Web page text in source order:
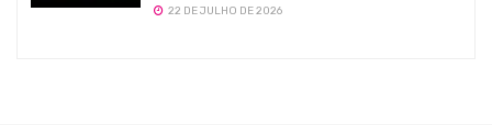
22 DE JULHO DE 2026